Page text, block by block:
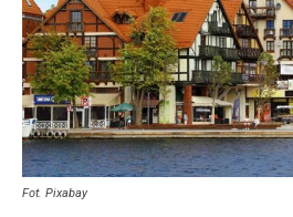
Fot. Pixabay